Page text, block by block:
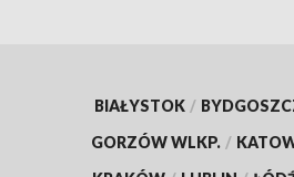
BIAŁYSTOK /
GORZÓW WLKP. /